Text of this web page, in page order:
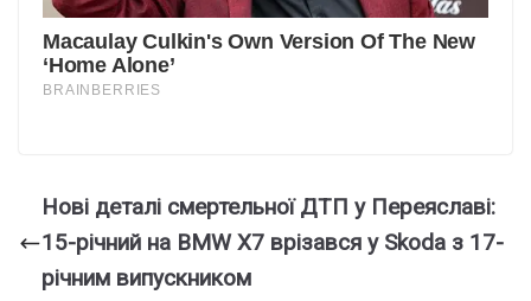
Нові деталі смертельної ДТП у Переяславі:
15-річний на BMW X7 врізався у Skoda з 17-
річним випускником